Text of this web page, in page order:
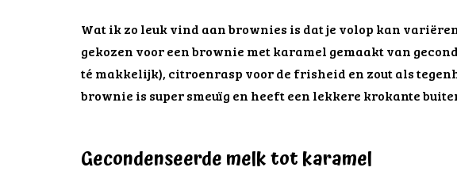
Wat ik zo leuk vind aan brownies is dat je volop kan
gekozen voor een brownie met karamel gemaakt van
té makkelijk), citroenrasp voor de frisheid en zout als
brownie is super smeuïg en heeft een lekkere krokante
Gecondenseerde melk tot karamel